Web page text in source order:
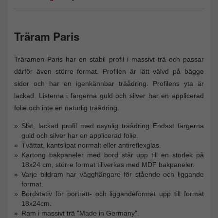
Träram Paris
Träramen Paris har en stabil profil i massivt trä och passar
därför även större format. Profilen är lätt välvd på bägge
sidor och har en igenkännbar träådring. Profilens yta är
lackad. Listerna i färgerna guld och silver har en applicerad
folie och inte en naturlig träådring.
Slät, lackad profil med osynlig träådring Endast färgerna
guld och silver har en applicerad folie.
Tvättat, kantslipat normalt eller antireflexglas.
Kartong bakpaneler med bord står upp till en storlek på
18x24 cm, större format tillverkas med MDF bakpaneler.
Varje bildram har vägghängare för stående och liggande
format.
Bordstativ för porträtt- och liggandeformat upp till format
18x24cm.
Ram i massivt trä "Made in Germany".